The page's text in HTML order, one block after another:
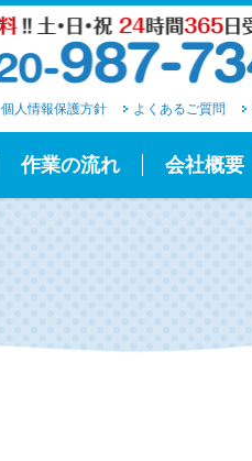
個人情報保護方針 よくあるご質問
作業の流れ 会社概要